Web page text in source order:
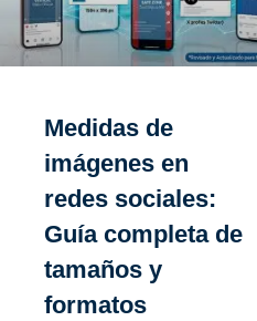
Medidas de
imágenes en
redes sociales:
Guía completa de
tamaños y
formatos